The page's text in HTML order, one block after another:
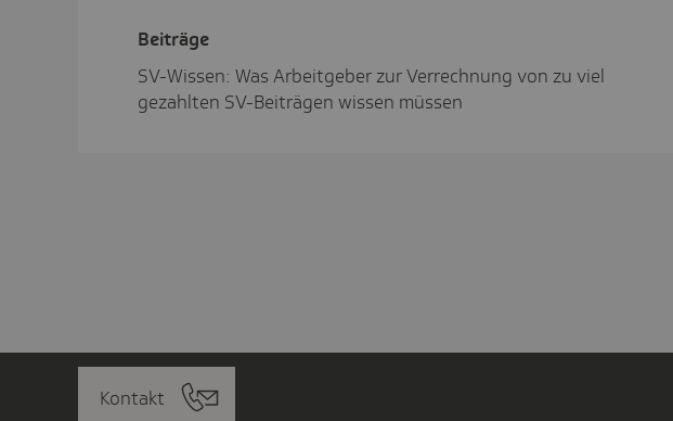
Beiträge
SV-Wissen: Was Arbeitgeber zur Verrechnung von zu viel
gezahlten SV-Beiträgen wissen müssen
Kontakt